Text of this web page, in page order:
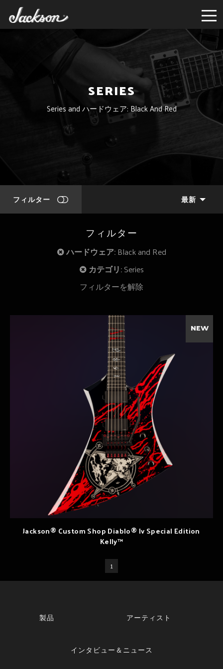
SERIES
Series and ハードウェア: Black And Red
フィルター 最新
フィルター
ハードウェア:Black and Red
カテゴリ:Series
フィルターを解除
NEW
Jackson® Custom Shop Diablo® Iv Special Edition
Kelly™
1
製品 アーティスト
インタビュー＆ニュース